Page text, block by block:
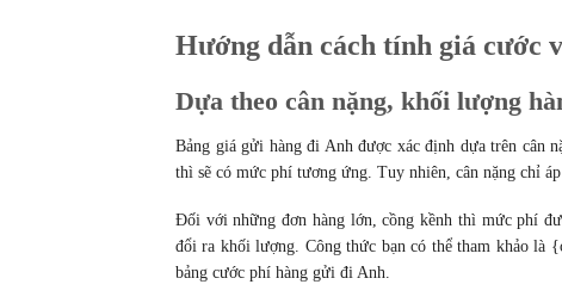
Hướng dẫn cách tính giá cước
Dựa theo cân nặng, khối lượng
Bảng giá gửi hàng đi Anh được xác định dựa trên cân
thì sẽ có mức phí tương ứng. Tuy nhiên, cân nặng chỉ
Đối với những đơn hàng lớn, cồng kềnh thì mức phí
đổi ra khối lượng. Công thức bạn có thể tham khảo là
bảng cước phí hàng gửi đi Anh.